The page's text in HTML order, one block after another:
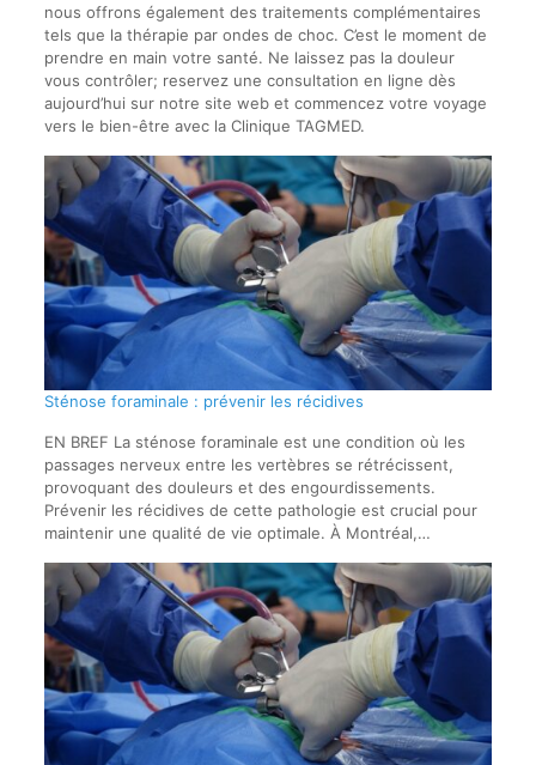
nous offrons également des traitements complémentaires
tels que la thérapie par ondes de choc. C’est le moment de
prendre en main votre santé. Ne laissez pas la douleur
vous contrôler; reservez une consultation en ligne dès
aujourd’hui sur notre site web et commencez votre voyage
vers le bien-être avec la Clinique TAGMED.
Sténose foraminale : prévenir les récidives
EN BREF La sténose foraminale est une condition où les
passages nerveux entre les vertèbres se rétrécissent,
provoquant des douleurs et des engourdissements.
Prévenir les récidives de cette pathologie est crucial pour
maintenir une qualité de vie optimale. À Montréal,…